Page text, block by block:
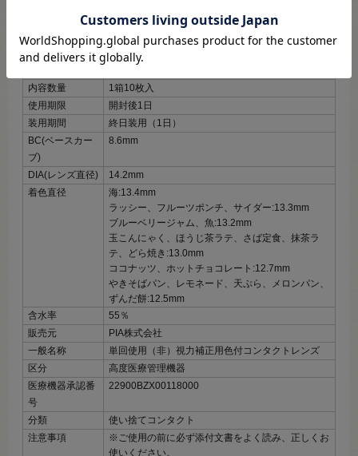
商品詳細 ※必ずご確認ください
販売名
ピアコンタクトアクア
内容数量
1箱10枚入
使用期限
開封後1日
装用期間
終日装用（1日）
BC(ベースカー
ブ)
8.6mm
DIA(レンズ直径)
14.2mm
着色直径
海:13.4mm
ラッシー、フルーツポンチ、サイダー:13.3mm
ブルーベリージャム、魚:13.2mm
玉こんにゃく、ほうじ茶ラテ、さば定食、抹茶ラ
テ、どら焼き:13.0mm
ココナッツ、ホットチョコレート:12.7mm
やきそばパン、レモネード、天ぷら、メロンパン、
ずんだ餅:12.5mm
含水率
55％
販売元
PIA株式会社
一般名称
単回使用（非）視力補正用色付コンタクトレンズ
区分
高度医療管理機器
医療機器承認番
号
22900BZX00118000
分類
使い捨てコンタクト
注意事項
※ご使用の前に必ず添付文書をよく読み、正しくお
使いください。